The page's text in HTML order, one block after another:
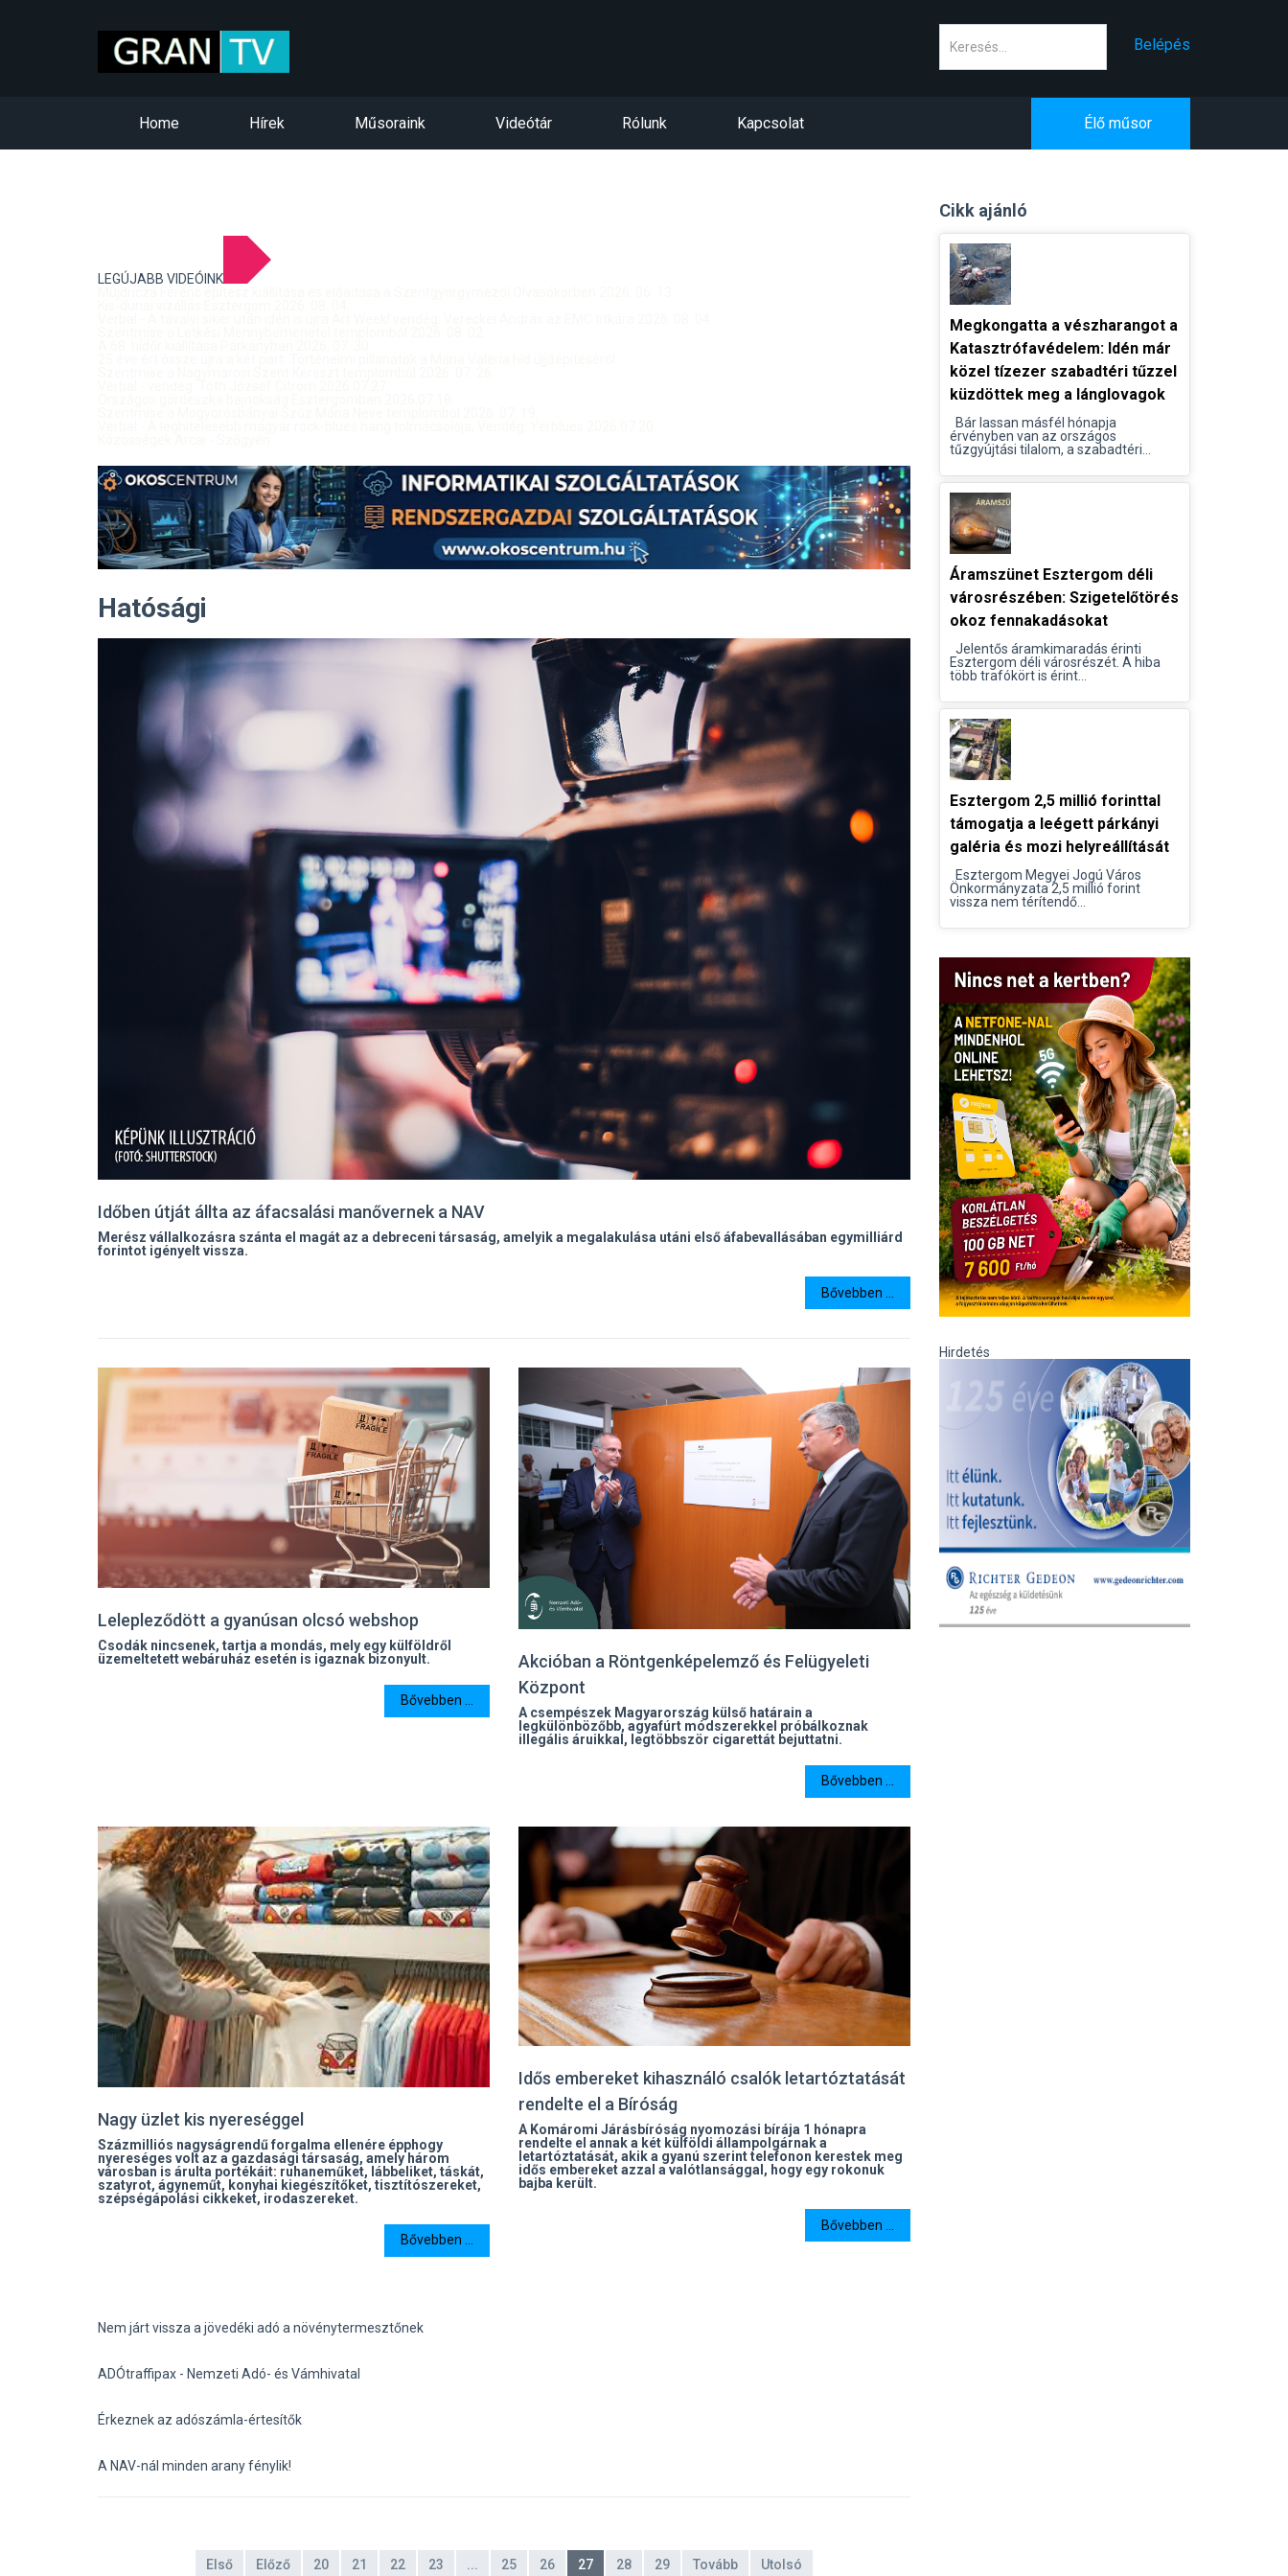
Belépés
Home Hírek Műsoraink Videótár Rólunk Kapcsolat Élő műsor
LEGÚJABB VIDEÓINK
Hatósági
Időben útját állta az áfacsalási manővernek a NAV
Merész vállalkozásra szánta el magát az a debreceni társaság, amelyik a megalakulása utáni első áfabevallásában egymilliárd
forintot igényelt vissza.
Bővebben ...
Lelepleződött a gyanúsan olcsó webshop
Csodák nincsenek, tartja a mondás, mely egy külföldről
üzemeltetett webáruház esetén is igaznak bizonyult.
Bővebben ...
Akcióban a Röntgenképelemző és Felügyeleti
Központ
A csempészek Magyarország külső határain a
legkülönbözőbb, agyafúrt módszerekkel próbálkoznak
illegális áruikkal, legtöbbször cigarettát bejuttatni.
Bővebben ...
Nagy üzlet kis nyereséggel
Százmilliós nagyságrendű forgalma ellenére épphogy
nyereséges volt az a gazdasági társaság, amely három
városban is árulta portékáit: ruhaneműket, lábbeliket, táskát,
szatyrot, ágyneműt, konyhai kiegészítőket, tisztítószereket,
szépségápolási cikkeket, irodaszereket.
Bővebben ...
Idős embereket kihasználó csalók letartóztatását
rendelte el a Bíróság
A Komáromi Járásbíróság nyomozási bírája 1 hónapra
rendelte el annak a két külföldi állampolgárnak a
letartóztatását, akik a gyanú szerint telefonon kerestek meg
idős embereket azzal a valótlansággal, hogy egy rokonuk
bajba került.
Bővebben ...
Nem járt vissza a jövedéki adó a növénytermesztőnek
ADÓtraffipax - Nemzeti Adó- és Vámhivatal
Érkeznek az adószámla-értesítők
A NAV-nál minden arany fénylik!
Első Előző 20 21 22 23 ... 25 26 27 28 29 Tovább Utolsó
Cikk ajánló
Megkongatta a vészharangot a
Katasztrófavédelem: Idén már
közel tízezer szabadtéri tűzzel
küzdöttek meg a lánglovagok
Bár lassan másfél hónapja
érvényben van az országos
tűzgyújtási tilalom, a szabadtéri...
Áramszünet Esztergom déli
városrészében: Szigetelőtörés
okoz fennakadásokat
Jelentős áramkimaradás érinti
Esztergom déli városrészét. A hiba
több trafókört is érint...
Esztergom 2,5 millió forinttal
támogatja a leégett párkányi
galéria és mozi helyreállítását
Esztergom Megyei Jogú Város
Önkormányzata 2,5 millió forint
vissza nem térítendő...
Hirdetés